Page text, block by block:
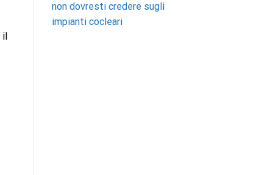
non dovresti credere sugli
impianti cocleari